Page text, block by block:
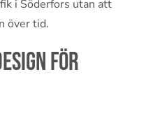
i Söderfors utan att
över tid.
för